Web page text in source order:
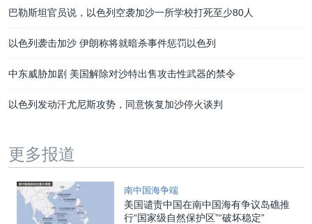
巴勒斯坦官员说，以色列空袭加沙一所学校打死至少80人
以色列袭击加沙 伊朗称将就暗杀事件惩罚以色列
中东威胁加剧 美国解除对沙特出售攻击性武器的禁令
以色列发动汗尤尼斯攻势，同意恢复加沙停火谈判
更多报道
南中国海争端
美国谴责中国在南中国海有争议岛礁推
行“国家级自然保护区”“破坏稳定”